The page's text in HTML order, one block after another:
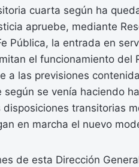
cuarta según ha
apruebe, mediante
Pública, la entrada en
el funcionamiento del
a las previsiones
se venía haciendo
transitorias
en marcha el nuevo
de esta Dirección